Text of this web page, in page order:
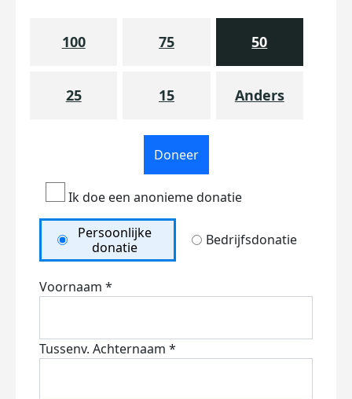
100 75 50
25 15 Anders
Doneer
Ik doe een anonieme donatie
Persoonlijke
donatie
Bedrijfsdonatie
Voornaam *
Tussenv. Achternaam *